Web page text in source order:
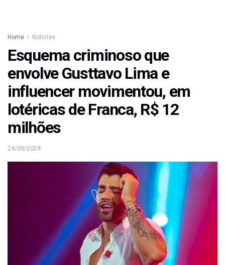
Home Notícias
Esquema criminoso que
envolve Gusttavo Lima e
influencer movimentou, em
lotéricas de Franca, R$ 12
milhões
24/09/2024